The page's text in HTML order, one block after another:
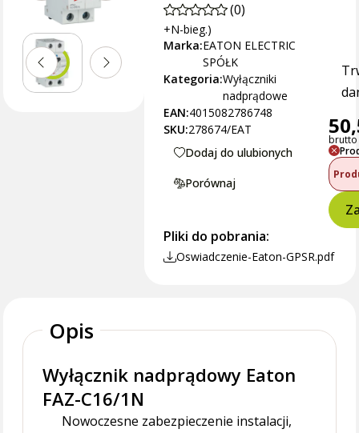
(0)
+N-bieg.)
Marka:EATON ELECTRIC
SPÓŁK
Kategoria:Wyłączniki
nadprądowe
EAN:4015082786748
SKU:278674/EAT
Dodaj do ulubionych
Porównaj
brutto
Pliki do pobrania:
Oswiadczenie-Eaton-GPSR.pdf
Opis
Wyłącznik nadprądowy Eaton
FAZ-C16/1N
Nowoczesne zabezpieczenie instalacji,